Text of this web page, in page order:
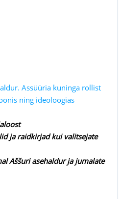
Assüüria kuninga rollist
ning ideoloogias
ja raidkirjad kui valitsejate
Aššuri asehaldur ja jumalate